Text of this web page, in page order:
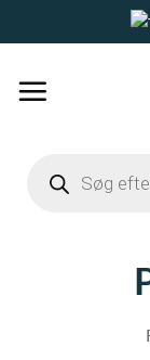
til
search